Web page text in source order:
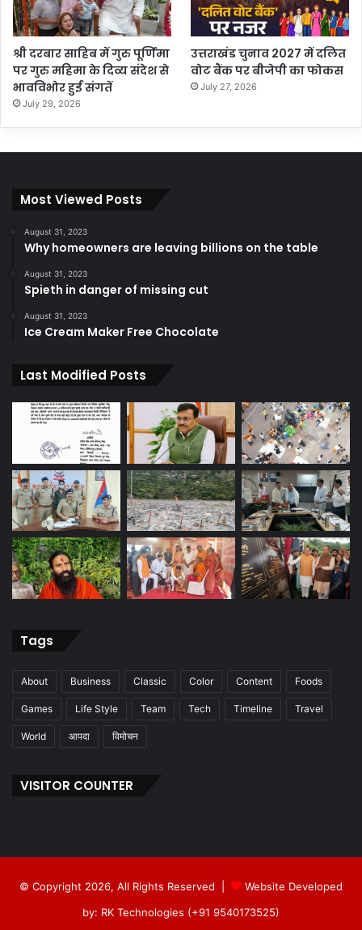
श्री दरबार साहिब में गुरु पूर्णिमा
पर गुरु महिमा के दिव्य संदेश से
भावविभोर हुई संगतें
July 29, 2026
उत्तराखंड चुनाव 2027 में दलित
वोट बैंक पर बीजेपी का फोकस
July 27, 2026
Most Viewed Posts
August 31, 2023
Why homeowners are leaving billions on the table
August 31, 2023
Spieth in danger of missing cut
August 31, 2023
Ice Cream Maker Free Chocolate
Last Modified Posts
Tags
About Business Classic Color Content Foods
Games Life Style Team Tech Timeline Travel
World आपदा विमोचन
VISITOR COUNTER
© Copyright 2026, All Rights Reserved |
Website Developed
by: RK Technologies (+91 9540173525)